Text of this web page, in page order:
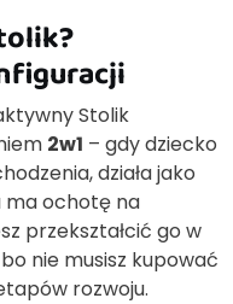
Stolik
2w1 – gdy dziecko
działa jako
ma ochotę na
przekształcić go w
nie musisz kupować
rozwoju.